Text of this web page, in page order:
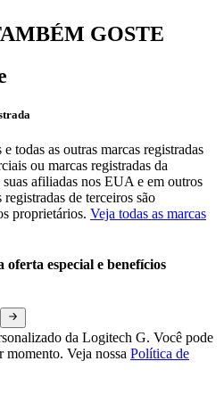
GOSTE
todas as outras marcas registradas
ou marcas registradas da
afiliadas nos EUA e em outros
registradas de terceiros são
proprietários. Veja todas as marcas
oferta especial e benefícios
da Logitech G. Você pode
momento. Veja nossa Política de